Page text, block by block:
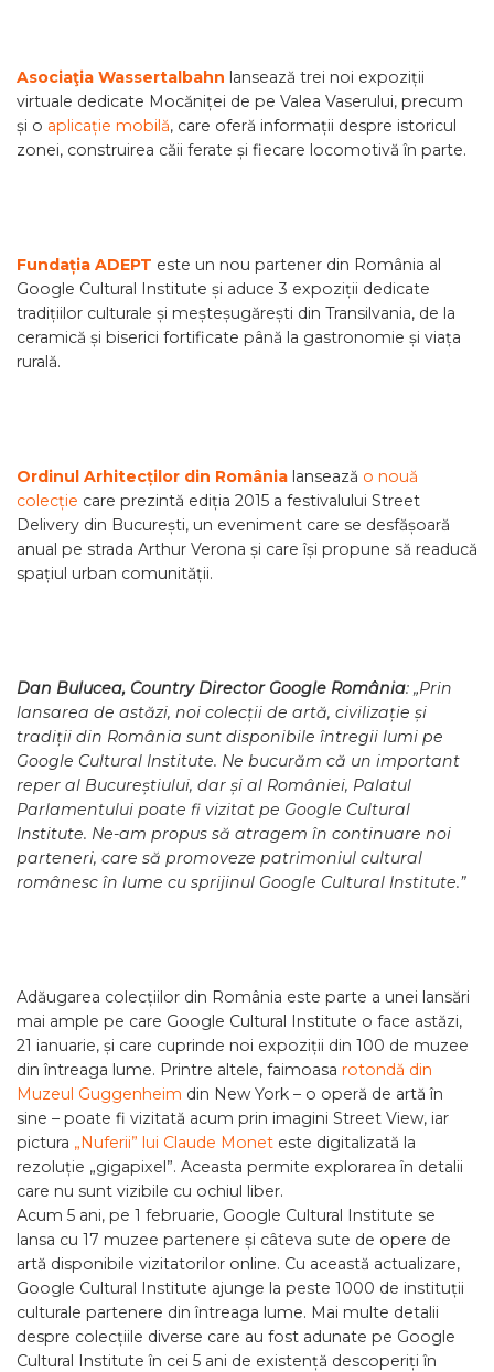
Asociaţia Wassertalbahn lansează trei noi expoziții
virtuale dedicate Mocăniței de pe Valea Vaserului, precum
și o aplicație mobilă, care oferă informații despre istoricul
zonei, construirea căii ferate și fiecare locomotivă în parte.
Fundația ADEPT este un nou partener din România al
Google Cultural Institute și aduce 3 expoziții dedicate
tradițiilor culturale și meșteșugărești din Transilvania, de la
ceramică și biserici fortificate până la gastronomie și viața
rurală.
Ordinul Arhitecților din România lansează o nouă
colecție care prezintă ediția 2015 a festivalului Street
Delivery din București, un eveniment care se desfășoară
anual pe strada Arthur Verona și care își propune să readucă
spațiul urban comunității.
Dan Bulucea, Country Director Google România: „Prin
lansarea de astăzi, noi colecții de artă, civilizație și
tradiții din România sunt disponibile întregii lumi pe
Google Cultural Institute. Ne bucurăm că un important
reper al Bucureștiului, dar și al României, Palatul
Parlamentului poate fi vizitat pe Google Cultural
Institute. Ne-am propus să atragem în continuare noi
parteneri, care să promoveze patrimoniul cultural
românesc în lume cu sprijinul Google Cultural Institute.”
Adăugarea colecțiilor din România este parte a unei lansări
mai ample pe care Google Cultural Institute o face astăzi,
21 ianuarie, și care cuprinde noi expoziții din 100 de muzee
din întreaga lume. Printre altele, faimoasa rotondă din
Muzeul Guggenheim din New York – o operă de artă în
sine – poate fi vizitată acum prin imagini Street View, iar
pictura „Nuferii” lui Claude Monet este digitalizată la
rezoluție „gigapixel”. Aceasta permite explorarea în detalii
care nu sunt vizibile cu ochiul liber.
Acum 5 ani, pe 1 februarie, Google Cultural Institute se
lansa cu 17 muzee partenere și câteva sute de opere de
artă disponibile vizitatorilor online. Cu această actualizare,
Google Cultural Institute ajunge la peste 1000 de instituții
culturale partenere din întreaga lume. Mai multe detalii
despre colecțiile diverse care au fost adunate pe Google
Cultural Institute în cei 5 ani de existență descoperiți în